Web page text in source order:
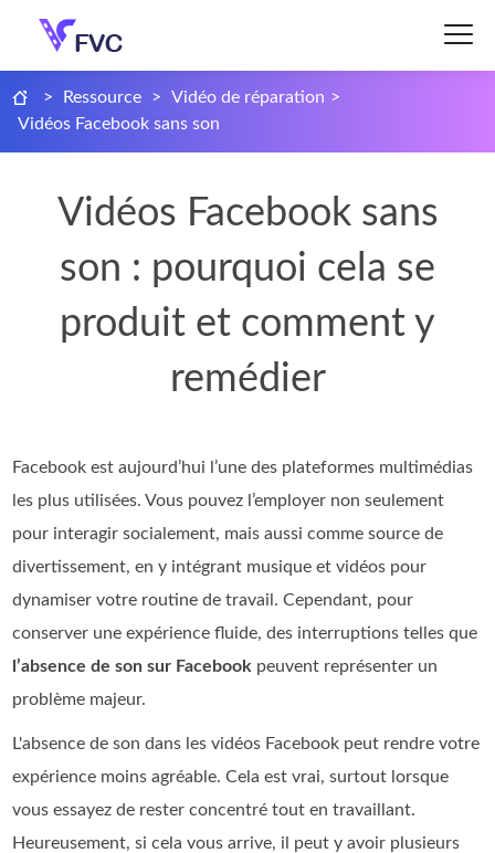
> Ressource > Vidéo de réparation >
Vidéos Facebook sans son
Vidéos Facebook sans
son : pourquoi cela se
produit et comment y
remédier
Facebook est aujourd’hui l’une des plateformes multimédias
les plus utilisées. Vous pouvez l’employer non seulement
pour interagir socialement, mais aussi comme source de
divertissement, en y intégrant musique et vidéos pour
dynamiser votre routine de travail. Cependant, pour
conserver une expérience fluide, des interruptions telles que
l’absence de son sur Facebook peuvent représenter un
problème majeur.
L'absence de son dans les vidéos Facebook peut rendre votre
expérience moins agréable. Cela est vrai, surtout lorsque
vous essayez de rester concentré tout en travaillant.
Heureusement, si cela vous arrive, il peut y avoir plusieurs